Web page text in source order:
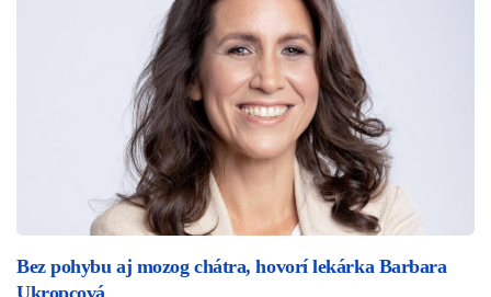
Bez pohybu aj mozog chátra, hovorí lekárka Barbara
Ukropcová